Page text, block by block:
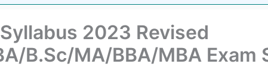
2023 Revised
B.Sc/MA/BBA/MBA Exam